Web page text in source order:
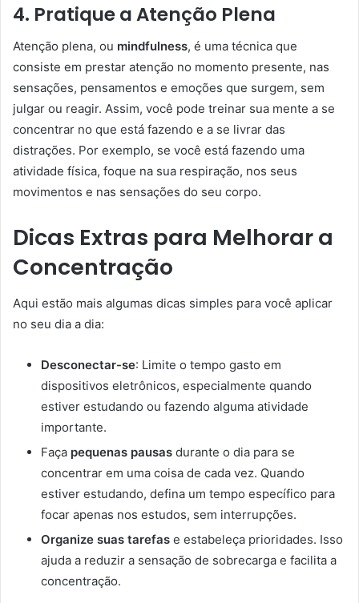
4. Pratique a Atenção Plena
Atenção plena, ou mindfulness, é uma técnica que
consiste em prestar atenção no momento presente, nas
sensações, pensamentos e emoções que surgem, sem
julgar ou reagir. Assim, você pode treinar sua mente a se
concentrar no que está fazendo e a se livrar das
distrações. Por exemplo, se você está fazendo uma
atividade física, foque na sua respiração, nos seus
movimentos e nas sensações do seu corpo.
Dicas Extras para Melhorar a
Concentração
Aqui estão mais algumas dicas simples para você aplicar
no seu dia a dia:
Desconectar-se: Limite o tempo gasto em
dispositivos eletrônicos, especialmente quando
estiver estudando ou fazendo alguma atividade
importante.
Faça pequenas pausas durante o dia para se
concentrar em uma coisa de cada vez. Quando
estiver estudando, defina um tempo específico para
focar apenas nos estudos, sem interrupções.
Organize suas tarefas e estabeleça prioridades. Isso
ajuda a reduzir a sensação de sobrecarga e facilita a
concentração.